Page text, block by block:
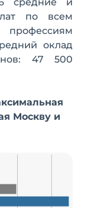
по всем
оклад
47 500
Москву и